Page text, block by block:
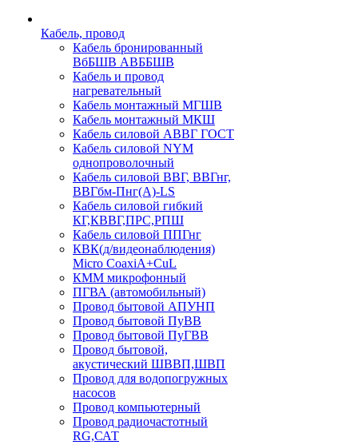
Кабель, провод
Кабель бронированный
ВбБШВ АВББШВ
Кабель и провод
нагревательный
Кабель монтажный МГШВ
Кабель монтажный МКШ
Кабель силовой АВВГ ГОСТ
Кабель силовой NYM
однопроволочный
Кабель силовой ВВГ, ВВГнг,
ВВГбм-Пнг(А)-LS
Кабель силовой гибкий
КГ,КВВГ,ПРС,РПШ
Кабель силовой ППГнг
КВК(д/видеонаблюдения)
Micro CoaxiA+CuL
КММ микрофонный
ПГВА (автомобильный)
Провод бытовой АПУНП
Провод бытовой ПуВВ
Провод бытовой ПуГВВ
Провод бытовой,
акустический ШВВП,ШВП
Провод для водопогружных
насосов
Провод компьютерный
Провод радиочастотный
RG,САТ